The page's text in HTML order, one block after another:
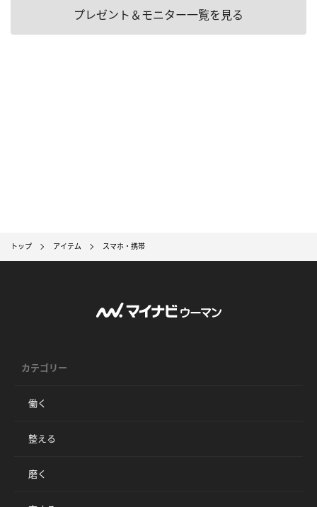
プレゼント＆モニター一覧を見る
トップ アイテム スマホ・携帯
カテゴリー
働く
整える
磨く